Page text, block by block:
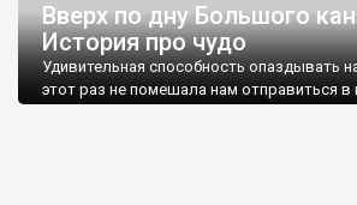
Вверх по дну Большого
История про чудо
Удивительная способность опаздывать
этот раз не помешала нам отправиться в